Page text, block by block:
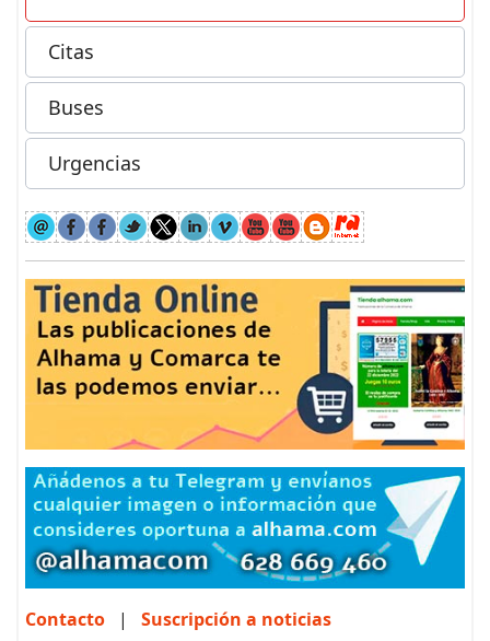
Citas
Buses
Urgencias
Contacto | Suscripción a noticias